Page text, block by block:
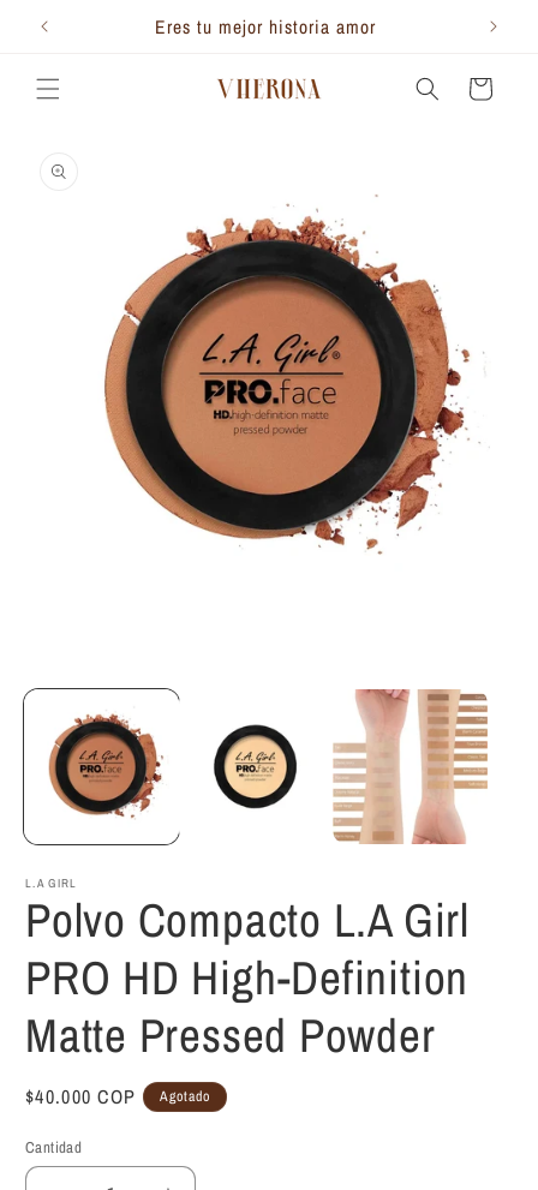
directamente
Eres tu mejor historia amor
Carrito
información
1
ventana
modal
L.A GIRL
Polvo Compacto L.A Girl
PRO HD High-Definition
Matte Pressed Powder
Precio
$40.000 COP Agotado
Cantidad